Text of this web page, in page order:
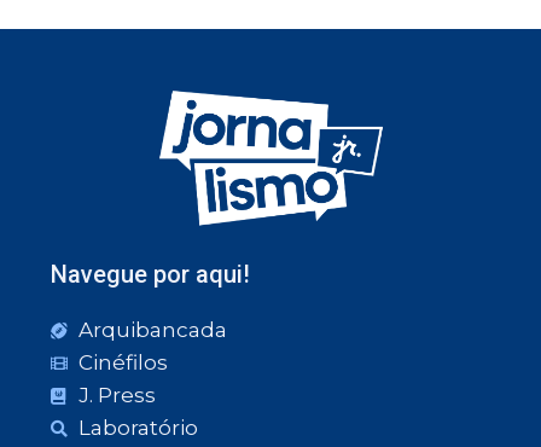
Navegue por aqui!
Arquibancada
Cinéfilos
J. Press
Laboratório